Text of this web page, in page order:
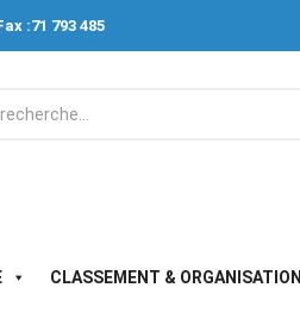
:71 793 485
CLASSEMENT & ORGANISATION